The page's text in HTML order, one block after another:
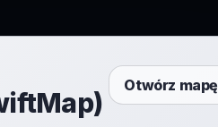
Otwórz mapę